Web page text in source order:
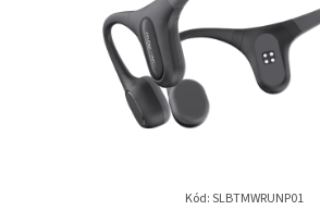
Kód: SLBTMWRUNP01